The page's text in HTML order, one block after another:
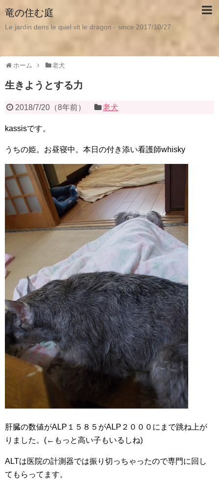
竜の住む庭
Le jardin dens le quel vit le dragon - since 2017/10/27
ホーム 老犬
生きようとする力
2018/7/20（8年前） 老犬
kassisです。
うちの姫。お昼寝中。本日の付き添い看護師whisky
肝臓の数値がALP１５８５がALP２０００にまで跳ね上が
りました。(←もっと高い子もいるしね)
ALTは医院の計測器では振り切っちゃったので専門に回し
てもらってます。